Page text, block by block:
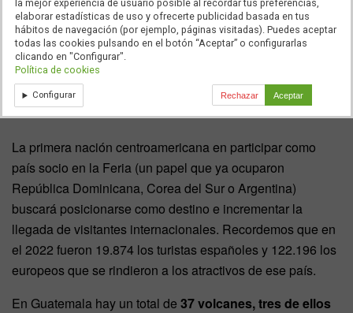
Guatemala
La primera nación centroamericana en participar como
país socio en la Feria (un papel que ya ocuparon
República Dominicana, Corea del Sur o Argentina)
buscará posicionarse como destino e incrementar la
llegada de visitantes internacionales. Recordemos que en
el 2022 fueron 19.874 los turistas españoles y 122.196 los
europeos que se rindieron a los atractivos de ese país.
En Guatemala hay un total de 37 volcanes, tres de ellos
la mejor experiencia de usuario posible al recordar tus preferencias,
elaborar estadísticas de uso y ofrecerte publicidad basada en tus
hábitos de navegación (por ejemplo, páginas visitadas). Puedes aceptar
todas las cookies pulsando en el botón “Aceptar” o configurarlas
clicando en "Configurar".
Política de cookies
Configurar Rechazar Aceptar